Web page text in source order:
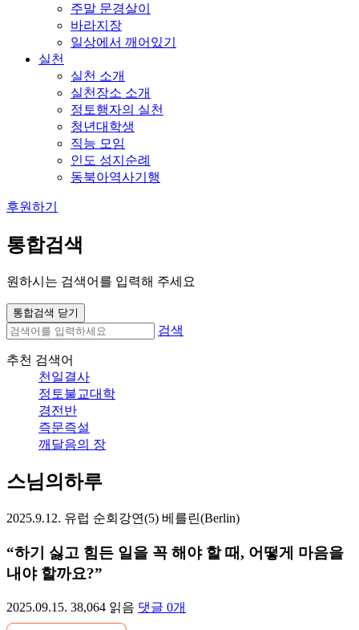
주말 문경살이
바라지장
일상에서 깨어있기
실천
실천 소개
실천장소 소개
정토행자의 실천
청년대학생
직능 모임
인도 성지순례
동북아역사기행
후원하기
통합검색
원하시는 검색어를 입력해 주세요
통합검색 닫기
검색
추천 검색어
천일결사
정토불교대학
경전반
즉문즉설
깨달음의 장
스님의하루
2025.9.12. 유럽 순회강연(5) 베를린(Berlin)
“하기 싫고 힘든 일을 꼭 해야 할 때, 어떻게 마음을
내야 할까요?”
2025.09.15. 38,064 읽음 댓글 0개